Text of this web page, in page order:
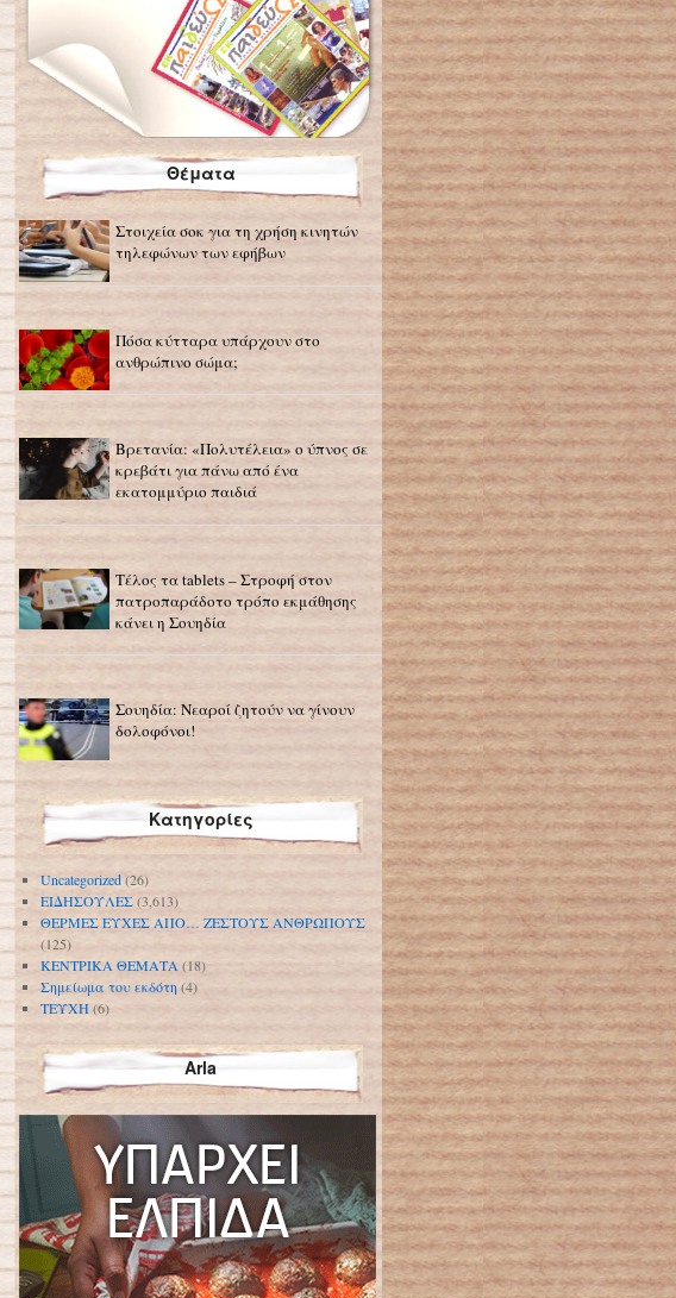
Θέματα
Στοιχεία σοκ για τη χρήση κινητών
τηλεφώνων των εφήβων
Πόσα κύτταρα υπάρχουν στο
ανθρώπινο σώμα;
Βρετανία: «Πολυτέλεια» ο ύπνος σε
κρεβάτι για πάνω από ένα
εκατομμύριο παιδιά
Τέλος τα tablets – Στροφή στον
πατροπαράδοτο τρόπο εκμάθησης
κάνει η Σουηδία
Σουηδία: Νεαροί ζητούν να γίνουν
δολοφόνοι!
Κατηγορίες
Uncategorized (26)
ΕΙΔΗΣΟΥΛΕΣ(3,613)
ΘΕΡΜΕΣ ΕΥΧΕΣ ΑΠΟ… ΖΕΣΤΟΥΣ ΑΝΘΡΩΠΟΥΣ
(125)
ΚΕΝΤΡΙΚΑ ΘΕΜΑΤΑ (18)
Σημείωμα του εκδότη(4)
ΤΕΥΧΗ(6)
Arla